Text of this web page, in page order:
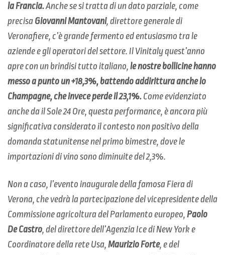
la Francia.Anche se si tratta di un dato parziale, come
precisa Giovanni Mantovani, direttore generale di
Veronafiere, c’è grande fermento ed entusiasmo tra le
aziende e gli operatori del settore. Il Vinitaly quest’anno
apre con un brindisi tutto italiano, le nostre bollicine hanno
messo a punto un +18,3%, battendo addirittura anche lo
Champagne, che invece perde il 23,1%. Come evidenziato
anche da il Sole 24 Ore, questa performance, è ancora più
significativa considerato il contesto non positivo della
domanda statunitense nel primo bimestre, dove le
importazioni di vino sono diminuite del 2,3%.
Non a caso, l’evento inaugurale della famosa Fiera di
Verona, che vedrà la partecipazione del vicepresidente della
Commissione agricoltura del Parlamento europeo, Paolo
De Castro, del direttore dell’Agenzia Ice di New York e
Coordinatore della rete Usa, Maurizio Forte, e del